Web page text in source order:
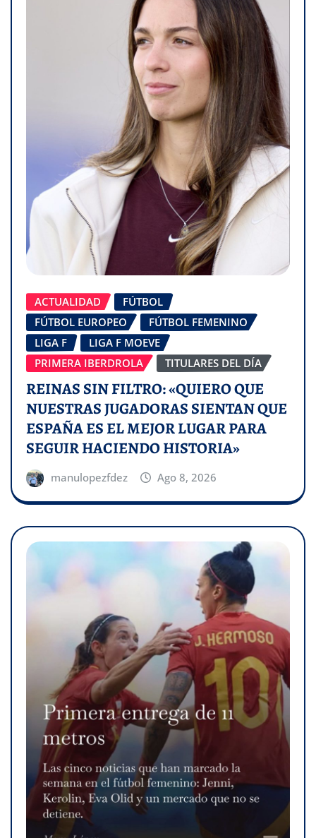
ACTUALIDAD
FÚTBOL
FÚTBOL EUROPEO
FÚTBOL FEMENINO
LIGA F
LIGA F MOEVE
PRIMERA IBERDROLA
TITULARES DEL DÍA
REINAS SIN FILTRO: «QUIERO QUE
NUESTRAS JUGADORAS SIENTAN QUE
ESPAÑA ES EL MEJOR LUGAR PARA
SEGUIR HACIENDO HISTORIA»
manulopezfdez Ago 8, 2026